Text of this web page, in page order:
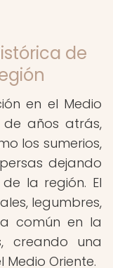
de
en el Medio
de años atrás,
los sumerios,
dejando
la región. El
legumbres,
común en la
creando una
Oriente.